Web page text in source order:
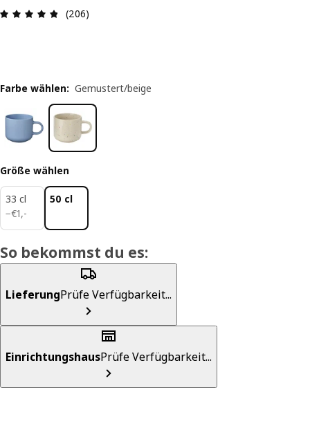
Produktbewertung: 4.8 von 5 Sterne Alle
(206)
Farbe wählen: Gemustert/beige
Größe wählen
33 cl
−€1,-
€ 1,-
50 cl
So bekommst du es:
LieferungPrüfe Verfügbarkeit...
EinrichtungshausPrüfe Verfügbarkeit...